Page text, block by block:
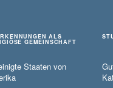
ALS
GEMEINSCHAFT
Staaten von